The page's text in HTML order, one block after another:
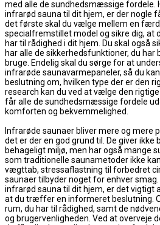
med alle de sundhedsmæssige fordele.
infrarød sauna til dit hjem, er der nogle
det første skal du vælge mellem en
specialfremstillet model og sikre dig, at
har til rådighed i dit hjem. Du skal også
har alle de sikkerhedsfunktioner, du har
bruge. Endelig skal du sørge for at
infrarøde saunavarmepaneler, så du
beslutning om, hvilken type der er den
research kan du ved at vælge den
får alle de sundhedsmæssige fordele
komforten og bekvemmelighed.
Infrarøde saunaer bliver mere og mere
det er der en god grund til. De giver ikke
behageligt miljø, men har også mange
som traditionelle saunametoder ikke
vægttab, stressaflastning til forbedret
saunaer tilbyder noget for enhver
infrarød sauna til dit hjem, er det vigtigt
at du træffer en informeret beslutning.
rum, du har til rådighed, samt de
og brugervenligheden. Ved at overveje